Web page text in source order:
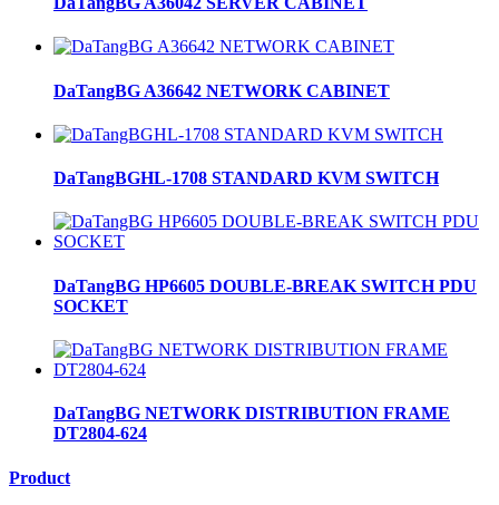
DaTangBG A36642 NETWORK CABINET
DaTangBGHL-1708 STANDARD KVM SWITCH
DaTangBG HP6605 DOUBLE-BREAK SWITCH PDU
SOCKET
DaTangBG NETWORK DISTRIBUTION FRAME
DT2804-624
Product